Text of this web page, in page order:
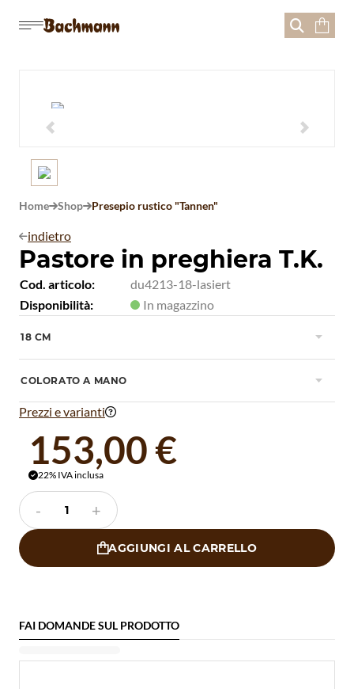
  
 
HomeShopPresepio rustico "Tannen"
indietro
Pastore in preghiera T.K.
Cod. articolo:
du4213-18-lasiert
Disponibilità:
In magazzino
18 CM 
COLORATO A MANO 
Prezzi e varianti
153,00 €
22% IVA inclusa
- +
AGGIUNGI AL CARRELLO
FAI DOMANDE SUL PRODOTTO